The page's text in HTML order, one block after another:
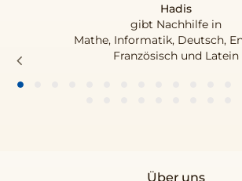
Hadis
gibt Nachhilfe in
Mathe, Informatik, Deutsch,
Französisch und Latein
Über uns